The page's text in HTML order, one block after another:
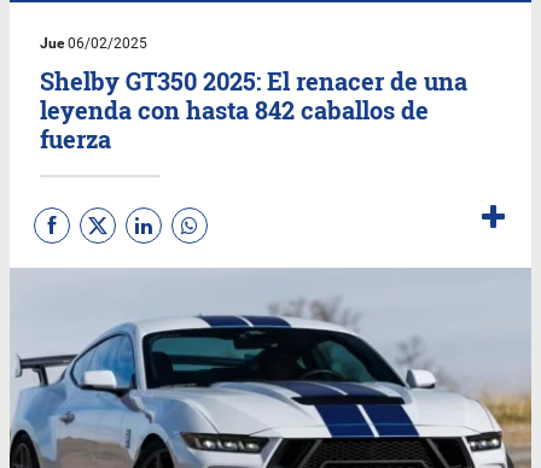
Jue06/02/2025
Shelby GT350 2025: El renacer de una
leyenda con hasta 842 caballos de
fuerza